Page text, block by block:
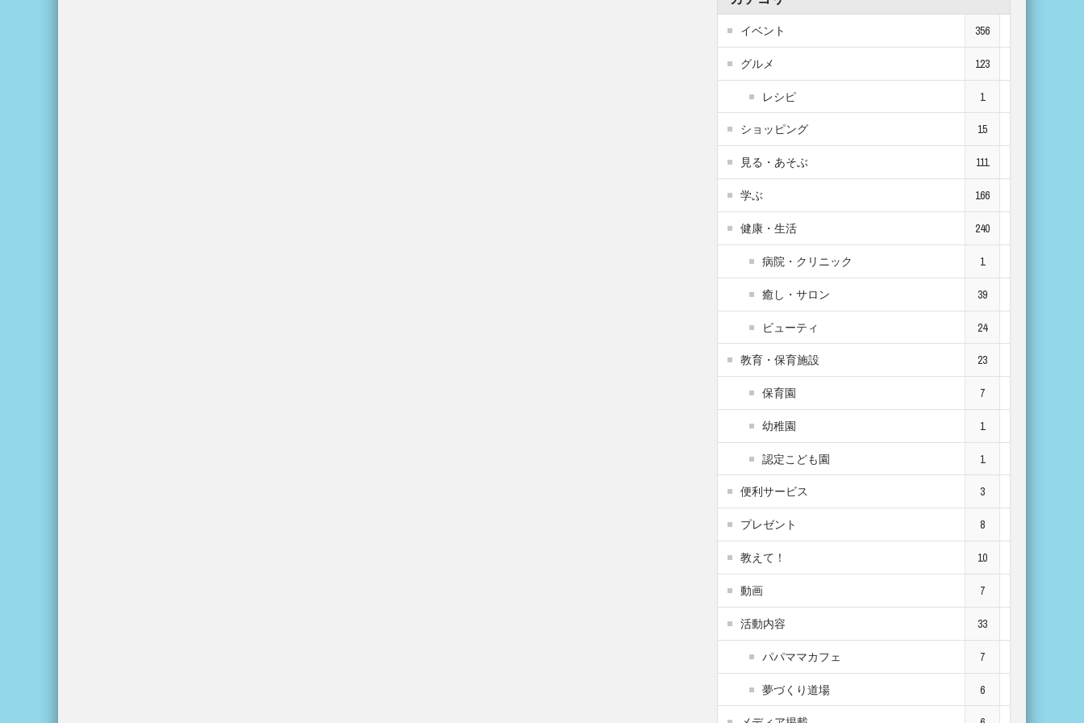
イベント 356
グルメ 123
レシピ 1
ショッピング 15
見る・あそぶ 111
学ぶ 166
健康・生活 240
病院・クリニック 1
癒し・サロン 39
ビューティ 24
教育・保育施設 23
保育園 7
幼稚園 1
認定こども園 1
便利サービス 3
プレゼント 8
教えて！ 10
動画 7
活動内容 33
パパママカフェ 7
夢づくり道場 6